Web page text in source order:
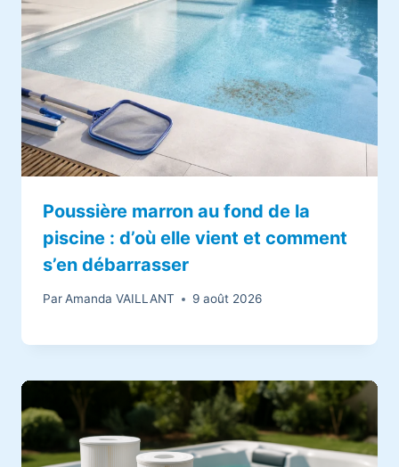
Poussière marron au fond de la
piscine : d’où elle vient et comment
s’en débarrasser
ParAmanda VAILLANT 9 août 2026